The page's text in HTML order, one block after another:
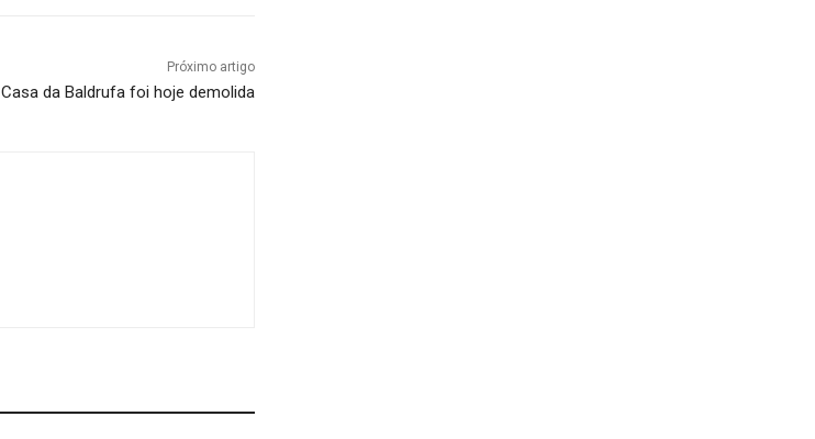
Próximo artigo
Casa da Baldrufa foi hoje demolida